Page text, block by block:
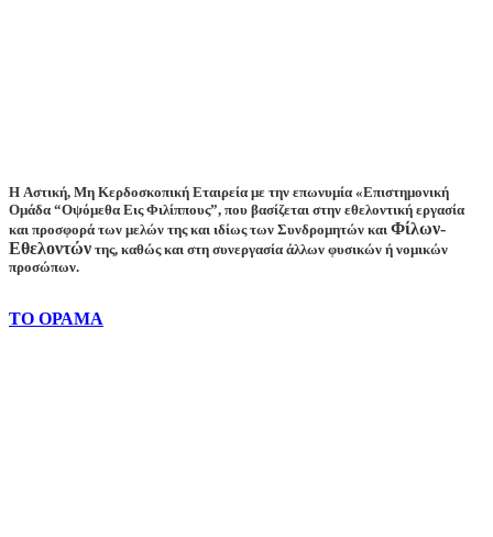
Η Aστική, Mη Kερδοσκοπική Εταιρεία με την επωνυμία «Επιστημονική
Ομάδα “Οψόμεθα Εις Φιλίππους”, που βασίζεται στην εθελοντική εργασία
και προσφορά των μελών της και ιδίως των Συνδρομητών και Φίλων-
Εθελοντών της, καθώς και στη συνεργασία άλλων φυσικών ή νομικών
προσώπων.
ΤΟ ΟΡΑΜΑ